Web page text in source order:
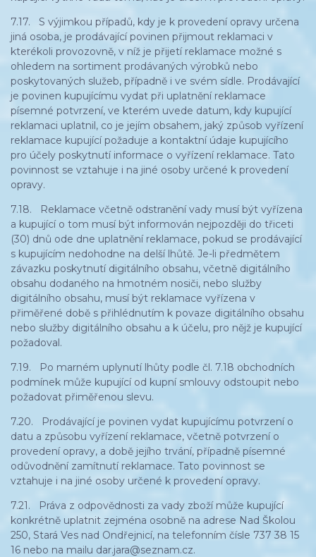
7.17. S výjimkou případů, kdy je k provedení opravy určena
jiná osoba, je prodávající povinen přijmout reklamaci v
kterékoli provozovně, v níž je přijetí reklamace možné s
ohledem na sortiment prodávaných výrobků nebo
poskytovaných služeb, případně i ve svém sídle. Prodávající
je povinen kupujícímu vydat při uplatnění reklamace
písemné potvrzení, ve kterém uvede datum, kdy kupující
reklamaci uplatnil, co je jejím obsahem, jaký způsob vyřízení
reklamace kupující požaduje a kontaktní údaje kupujícího
pro účely poskytnutí informace o vyřízení reklamace. Tato
povinnost se vztahuje i na jiné osoby určené k provedení
opravy.
7.18. Reklamace včetně odstranění vady musí být vyřízena
a kupující o tom musí být informován nejpozději do třiceti
(30) dnů ode dne uplatnění reklamace, pokud se prodávající
s kupujícím nedohodne na delší lhůtě. Je-li předmětem
závazku poskytnutí digitálního obsahu, včetně digitálního
obsahu dodaného na hmotném nosiči, nebo služby
digitálního obsahu, musí být reklamace vyřízena v
přiměřené době s přihlédnutím k povaze digitálního obsahu
nebo služby digitálního obsahu a k účelu, pro nějž je kupující
požadoval.
7.19. Po marném uplynutí lhůty podle čl. 7.18 obchodních
podmínek může kupující od kupní smlouvy odstoupit nebo
požadovat přiměřenou slevu.
7.20. Prodávající je povinen vydat kupujícímu potvrzení o
datu a způsobu vyřízení reklamace, včetně potvrzení o
provedení opravy, a době jejího trvání, případně písemné
odůvodnění zamítnutí reklamace. Tato povinnost se
vztahuje i na jiné osoby určené k provedení opravy.
7.21. Práva z odpovědnosti za vady zboží může kupující
konkrétně uplatnit zejména osobně na adrese Nad Školou
250, Stará Ves nad Ondřejnicí, na telefonním čísle 737 38 15
16 nebo na mailu dar.jara@seznam.cz.